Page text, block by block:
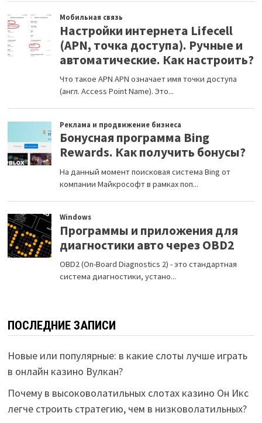
ПОСЛЕДНИЕ ЗАПИСИ
Новые или популярные: в какие слоты лучше играть
в онлайн казино Вулкан?
Почему в высоковолатильных слотах казино Он Икс
легче строить стратегию, чем в низковолатильных?